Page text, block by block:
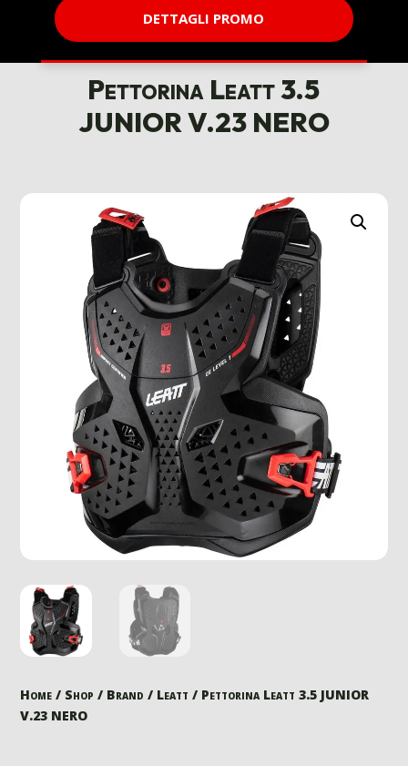
DETTAGLI PROMO
Pettorina Leatt 3.5
JUNIOR V.23 NERO
Home / Shop / Brand / Leatt / Pettorina Leatt 3.5 JUNIOR
V.23 NERO